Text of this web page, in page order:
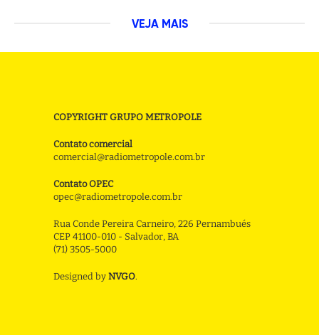
VEJA MAIS
COPYRIGHT GRUPO METROPOLE
Contato comercial
comercial@radiometropole.com.br
Contato OPEC
opec@radiometropole.com.br
Rua Conde Pereira Carneiro, 226 Pernambués
CEP 41100-010 - Salvador, BA
(71) 3505-5000
Designed by NVGO.